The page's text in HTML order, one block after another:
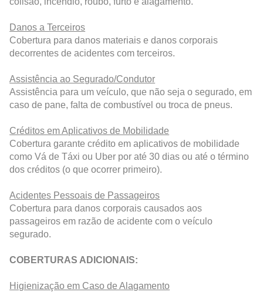
Danos a Terceiros
Cobertura para danos materiais e danos corporais
decorrentes de acidentes com terceiros.
Assistência ao Segurado/Condutor
Assistência para um veículo, que não seja o segurado, em
caso de pane, falta de combustível ou troca de pneus.
Créditos em Aplicativos de Mobilidade
Cobertura garante crédito em aplicativos de mobilidade
como Vá de Táxi ou Uber por até 30 dias ou até o término
dos créditos (o que ocorrer primeiro).
Acidentes Pessoais de Passageiros
Cobertura para danos corporais causados aos
passageiros em razão de acidente com o veículo
segurado.
COBERTURAS ADICIONAIS:
Higienização em Caso de Alagamento